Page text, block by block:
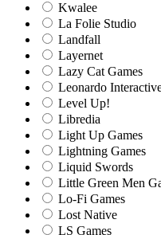
Kwalee
La Folie Studio
Landfall
Layernet
Lazy Cat Games
Leonardo
Level Up!
Libredia
Light Up Games
Lightning Games
Liquid Swords
Little Green Men
Lo-Fi Games
Lost Native
LS Games